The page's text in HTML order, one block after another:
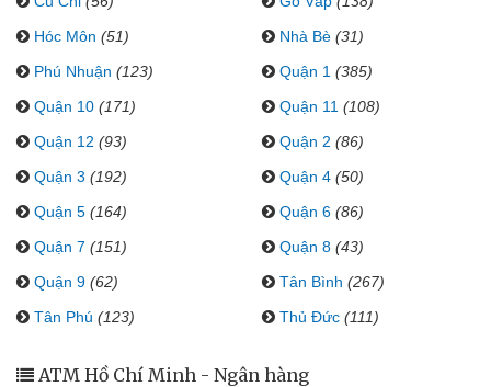
Hóc Môn (51) Nhà Bè (31)
Phú Nhuận (123) Quận 1 (385)
Quận 10 (171) Quận 11 (108)
Quận 12 (93) Quận 2 (86)
Quận 3 (192) Quận 4 (50)
Quận 5 (164) Quận 6 (86)
Quận 7 (151) Quận 8 (43)
Quận 9 (62) Tân Bình (267)
Tân Phú (123) Thủ Đức (111)
ATM Hồ Chí Minh - Ngân hàng